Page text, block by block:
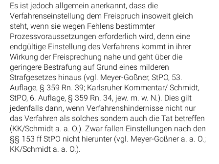
Es ist jedoch allgemein anerkannt, dass die
Verfahrenseinstellung dem Freispruch insoweit gleich
steht, wenn sie wegen Fehlens bestimmter
Prozessvoraussetzungen erforderlich wird, denn eine
endgültige Einstellung des Verfahrens kommt in ihrer
Wirkung der Freisprechung nahe und geht über die
geringere Bestrafung auf Grund eines milderen
Strafgesetzes hinaus (vgl. Meyer-Goßner, StPO, 53.
Auflage, § 359 Rn. 39; Karlsruher Kommentar/ Schmidt,
StPO, 6. Auflage, § 359 Rn. 34, jew. m. w. N.). Dies gilt
jedenfalls dann, wenn Verfahrenshindernisse nicht nur
das Verfahren als solches sondern auch die Tat betreffen
(KK/Schmidt a. a. O.). Zwar fallen Einstellungen nach den
§§ 153 ff StPO nicht hierunter (vgl. Meyer-Goßner a. a. O.;
KK/Schmidt a. a. O.).